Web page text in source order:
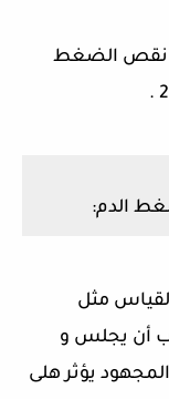
نقص الضغط
الدم:
مثل
أن يجلس و
يؤثر هلى